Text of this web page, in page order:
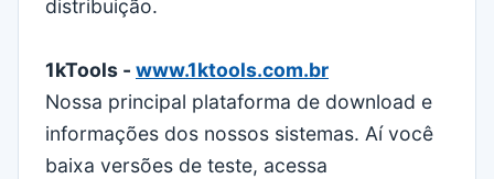
distribuição.
1kTools - www.1ktools.com.br
Nossa principal plataforma de download e
informações dos nossos sistemas. Aí você
baixa versões de teste, acessa